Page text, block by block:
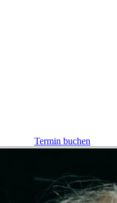
Termin buchen